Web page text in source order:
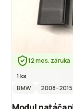
12 mes. záruka
1 ks
BMW
2008–2015